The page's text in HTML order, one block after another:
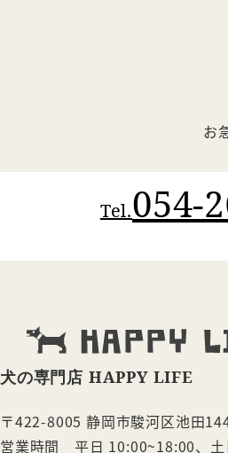
お
Tel.054-
犬の専門店 HAPPY LIFE
〒422-8005 静岡市駿河区池田
営業時間 平日 10:00~18:00、土